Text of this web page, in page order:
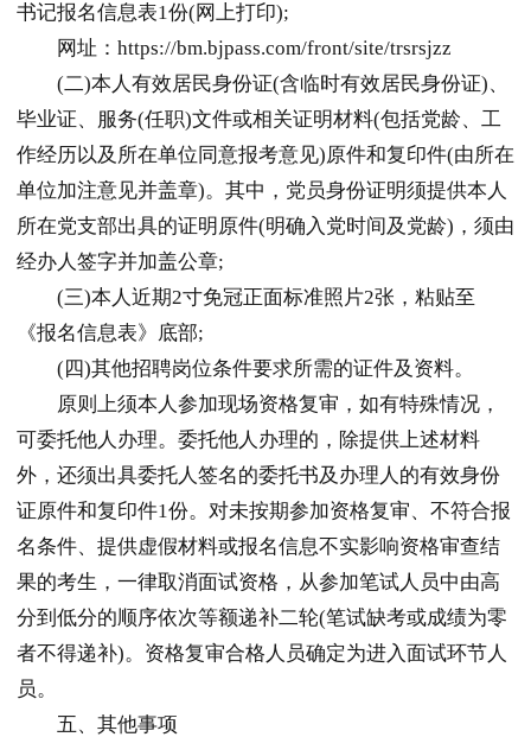
书记报名信息表1份(网上打印);
网址：https://bm.bjpass.com/front/site/trsrsjzz
(二)本人有效居民身份证(含临时有效居民身份证)、
毕业证、服务(任职)文件或相关证明材料(包括党龄、工
作经历以及所在单位同意报考意见)原件和复印件(由所在
单位加注意见并盖章)。其中，党员身份证明须提供本人
所在党支部出具的证明原件(明确入党时间及党龄)，须由
经办人签字并加盖公章;
(三)本人近期2寸免冠正面标准照片2张，粘贴至
《报名信息表》底部;
(四)其他招聘岗位条件要求所需的证件及资料。
原则上须本人参加现场资格复审，如有特殊情况，
可委托他人办理。委托他人办理的，除提供上述材料
外，还须出具委托人签名的委托书及办理人的有效身份
证原件和复印件1份。对未按期参加资格复审、不符合报
名条件、提供虚假材料或报名信息不实影响资格审查结
果的考生，一律取消面试资格，从参加笔试人员中由高
分到低分的顺序依次等额递补二轮(笔试缺考或成绩为零
者不得递补)。资格复审合格人员确定为进入面试环节人
员。
五、其他事项